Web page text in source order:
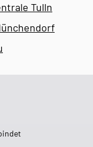
Tulln